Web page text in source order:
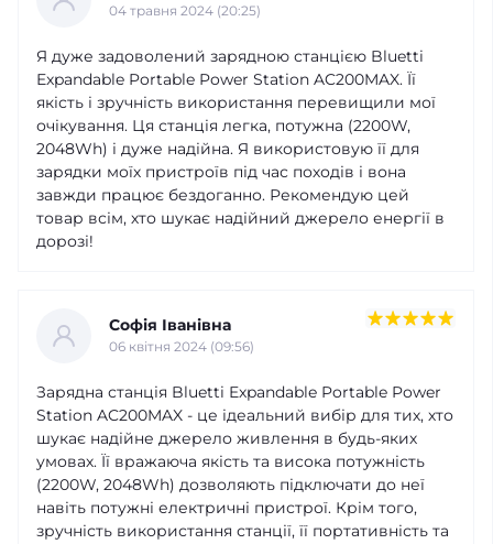
04 травня 2024 (20:25)
Я дуже задоволений зарядною станцією Bluetti
Expandable Portable Power Station AC200MAX. Її
якість і зручність використання перевищили мої
очікування. Ця станція легка, потужна (2200W,
2048Wh) і дуже надійна. Я використовую її для
зарядки моїх пристроїв під час походів і вона
завжди працює бездоганно. Рекомендую цей
товар всім, хто шукає надійний джерело енергії в
дорозі!
Софія Іванівна
06 квітня 2024 (09:56)
Зарядна станція Bluetti Expandable Portable Power
Station AC200MAX - це ідеальний вибір для тих, хто
шукає надійне джерело живлення в будь-яких
умовах. Її вражаюча якість та висока потужність
(2200W, 2048Wh) дозволяють підключати до неї
навіть потужні електричні пристрої. Крім того,
зручність використання станції, її портативність та